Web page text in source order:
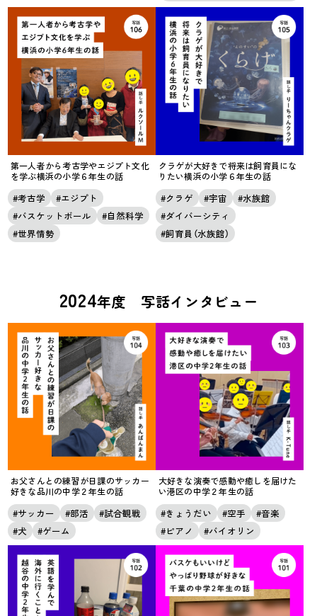
第一人者から考古学やエジプト文化
を学ぶ横浜の小学６年生の話
考古学
エジプト
バスケットボール
自然科学
世界情勢
クラゲが大好きで将来は飼育員にな
りたい横浜の小学６年生の話
クラゲ 宇宙
水族館
ダイバーシティ
飼育員（水族館）
2024年度 写話インタビュー
お父さんとの練習が日課のサッカー
好きな品川の中学２年生の話
サッカー 部活
試合観戦
犬
ゲーム
大好きな演奏で感動や癒しを届けた
い港区の中学２年生の話
きょうだい 空手
音楽
ピアノ
バイオリン